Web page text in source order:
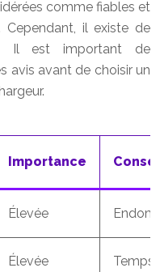
comme fiables et
il existe de
Il est important de
avis avant de choisir un
Importance
Élevée
Élevée Temps